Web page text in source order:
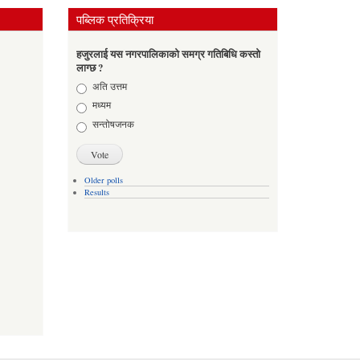
पब्लिक प्रतिक्रिया
हजुरलाई यस नगरपालिकाको समग्र गतिबिधि कस्तो
लाग्छ ?
Choicesअति उत्तम
मध्यम
सन्तोषजनक
Older polls
Results